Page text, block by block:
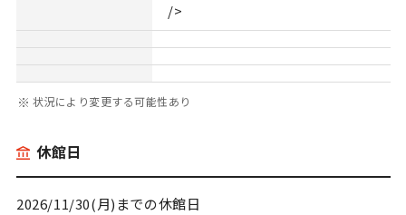
/>
状況により変更する可能性あり
休館日
2026/11/30(月)までの休館日